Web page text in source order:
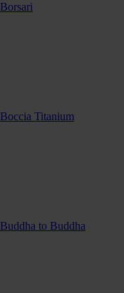
Borsari
Boccia Titanium
Buddha to Buddha